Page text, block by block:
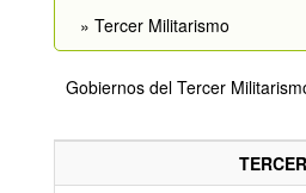
» Tercer Militarismo
Gobiernos del Tercer